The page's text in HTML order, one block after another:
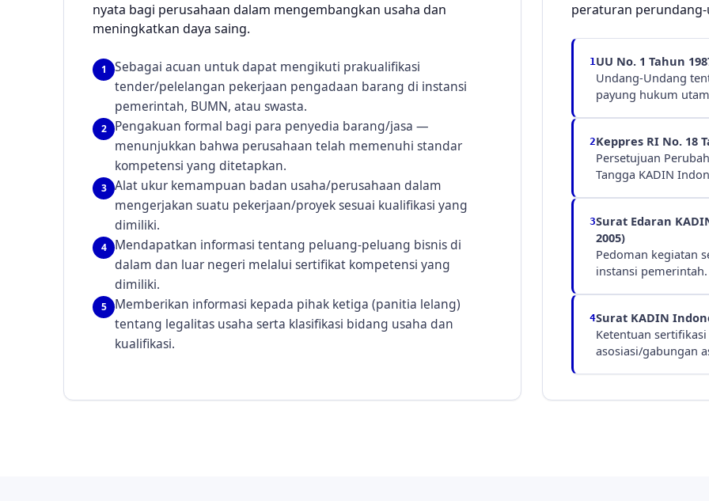
nyata bagi perusahaan dalam mengembangkan usaha dan
meningkatkan daya saing.
1
Sebagai acuan untuk dapat mengikuti prakualifikasi
tender/pelelangan pekerjaan pengadaan barang di instansi
pemerintah, BUMN, atau swasta.
2
Pengakuan formal bagi para penyedia barang/jasa —
menunjukkan bahwa perusahaan telah memenuhi standar
kompetensi yang ditetapkan.
3
Alat ukur kemampuan badan usaha/perusahaan dalam
mengerjakan suatu pekerjaan/proyek sesuai kualifikasi yang
dimiliki.
4
Mendapatkan informasi tentang peluang-peluang bisnis di
dalam dan luar negeri melalui sertifikat kompetensi yang
dimiliki.
5
Memberikan informasi kepada pihak ketiga (panitia lelang)
tentang legalitas usaha serta klasifikasi bidang usaha dan
kualifikasi.
peraturan
1UU No. 1 Tahun
Undang-Undang
payung hukum
2Keppres RI No. 18
Persetujuan
Tangga KADIN
3Surat Edaran
2005)
Pedoman kegiatan
instansi pemerintah.
4Surat KADIN
Ketentuan
asosiasi/gabungan